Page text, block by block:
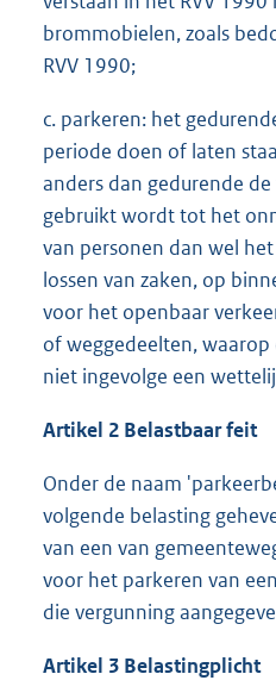
brommobielen, zoals
RVV 1990;
c. parkeren: het
periode doen of laten
anders dan gedurende
gebruikt wordt tot het
van personen dan wel
lossen van zaken, op
voor het openbaar
of weggedeelten,
niet ingevolge een
Artikel 2 Belastbaar feit
Onder de naam
volgende belasting
van een van
voor het parkeren van
die vergunning
Artikel 3 Belastingplicht